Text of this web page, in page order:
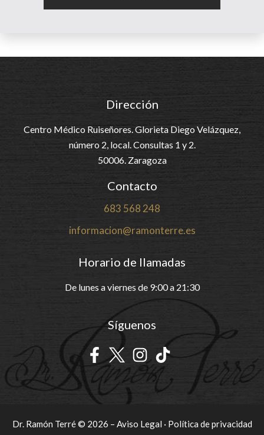
Dirección
Centro Médico Ruiseñores. Glorieta Diego Velázquez,
número 2, local. Consultas 1 y 2.
50006. Zaragoza
Contacto
683 568 248
informacion@ramonterre.es
Horario de llamadas
De lunes a viernes de 9:00 a 21:30
Síguenos
Dr. Ramón Terré © 2026 – Aviso Legal · Política de privacidad